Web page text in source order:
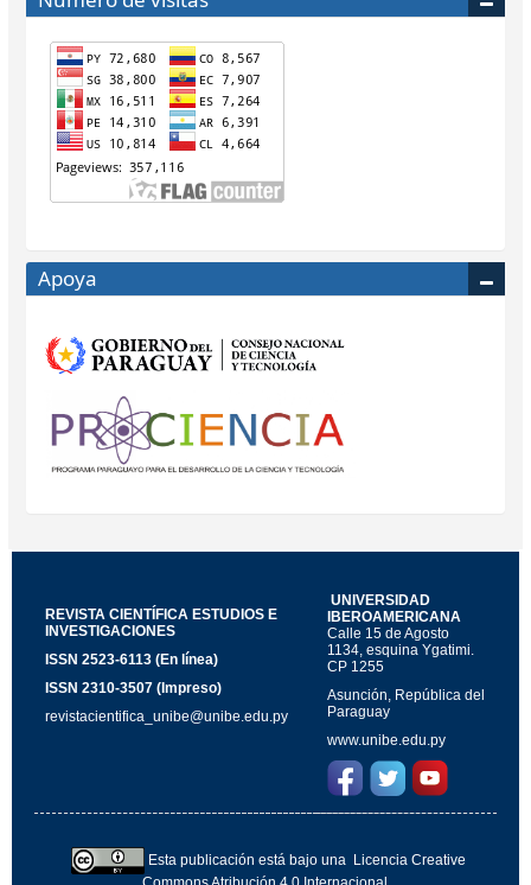
Apoya
REVISTA CIENTÍFICA ESTUDIOS E
INVESTIGACIONES
ISSN 2523-6113 (En línea)
ISSN 2310-3507 (Impreso)
revistacientifica_unibe@unibe.edu.py
UNIVERSIDAD
IBEROAMERICANA
Calle 15 de Agosto
1134, esquina Ygatimi.
CP 1255
Asunción, República del
Paraguay
www.unibe.edu.py
Esta publicación está bajo una Licencia Creative